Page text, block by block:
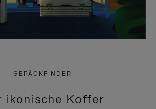
GEPÄCKFINDER
ikonische Koffer